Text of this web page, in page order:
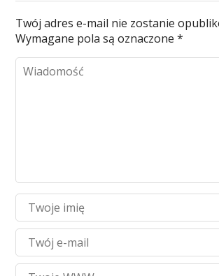
Twój adres e-mail nie zostanie
Wymagane pola są oznaczone*